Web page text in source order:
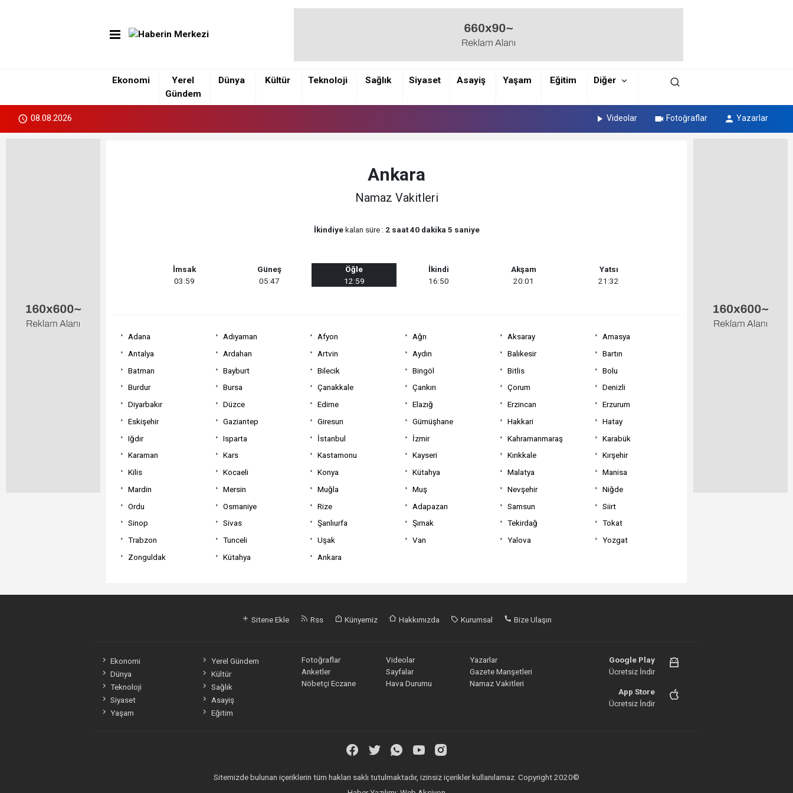
Ekonomi
Yerel
Gündem
Dünya Kültür Teknoloji Sağlık Siyaset Asayiş Yaşam Eğitim Diğer
08.08.2026 Videolar Fotoğraflar Yazarlar
Ankara
Namaz Vakitleri
İkindiyekalan süre : 2 saat 40 dakika 5 saniye
İmsak
03:59
Güneş
05:47
Öğle
12:59
İkindi
16:50
Akşam
20:01
Yatsı
21:32
Adana Adıyaman Afyon Ağrı Aksaray
Amasya
Antalya
Ardahan Artvin Aydın Balıkesir
Bartın
Batman
Bayburt Bilecik Bingöl Bitlis
Bolu
Burdur
Bursa Çanakkale Çankırı Çorum
Denizli
Diyarbakır
Düzce Edirne Elazığ Erzincan
Erzurum
Eskişehir
Gaziantep Giresun Gümüşhane Hakkari
Hatay
Iğdır
Isparta İstanbul İzmir Kahramanmaraş
Karabük
Karaman
Kars Kastamonu Kayseri Kırıkkale
Kırşehir
Kilis
Kocaeli Konya Kütahya Malatya
Manisa
Mardin
Mersin Muğla Muş Nevşehir
Niğde
Ordu
Osmaniye Rize Adapazarı Samsun
Siirt
Sinop
Sivas Şanlıurfa Şırnak Tekirdağ
Tokat
Trabzon
Tunceli Uşak Van Yalova
Yozgat
Zonguldak
Kütahya Ankara
Sitene Ekle Rss Künyemiz Hakkımızda Kurumsal Bize Ulaşın
Ekonomi
Yerel Gündem
Dünya
Kültür
Teknoloji
Sağlık
Siyaset
Asayiş
Yaşam
Eğitim
Fotoğraflar Videolar
Yazarlar
Anketler
Sayfalar
Gazete Manşetleri
Nöbetçi Eczane
Hava Durumu Namaz Vakitleri
Google Play
Ücretsiz İndir
App Store
Ücretsiz İndir
Sitemizde bulunan içeriklerin tüm hakları saklı tutulmaktadır, izinsiz içerikler kullanılamaz. Copyright 2020©